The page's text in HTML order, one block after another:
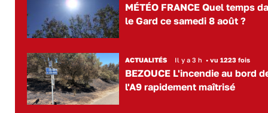
MÉTÉO FRANCE Quel temps
le Gard ce samedi 8 août ?
ACTUALITÉS Il y a 3 h • vu 1223 fois
BEZOUCE L'incendie au bord
l'A9 rapidement maîtrisé